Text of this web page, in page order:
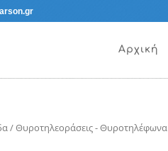
Αρχική
/Θυροτηλεοράσεις - Θυροτηλέφωνα